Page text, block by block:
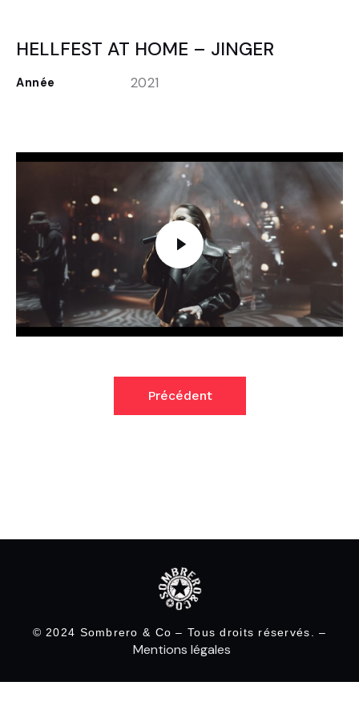
HELLFEST AT HOME – JINGER
Année 2021
Précédent
© 2024 Sombrero & Co – Tous droits réservés. –
Mentions légales